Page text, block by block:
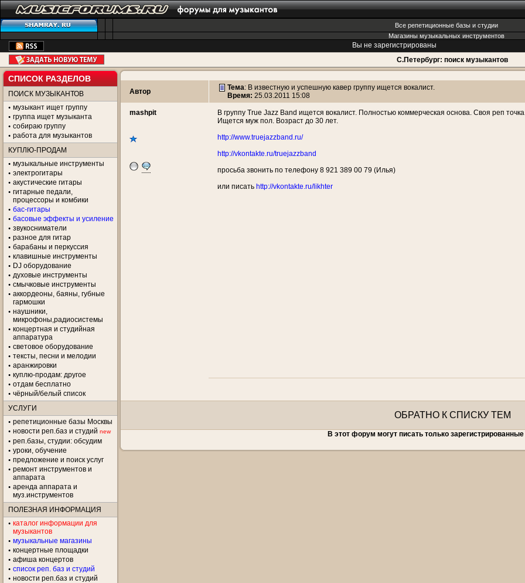
Все репетиционные базы и студии
Магазины музыкальных инструментов
Вы не зарегистрированы
С.Петербург: поиск музыкантов
СПИСОК РАЗДЕЛОВ
ПОИСК МУЗЫКАНТОВ
музыкант ищет группу
группа ищет музыканта
собираю группу
работа для музыкантов
КУПЛЮ-ПРОДАМ
музыкальные инструменты
электрогитары
акустические гитары
гитарные педали,
процессоры и комбики
бас-гитары
басовые эффекты и усиление
звукосниматели
разное для гитар
барабаны и перкуссия
клавишные инструменты
DJ оборудование
духовые инструменты
смычковые инструменты
аккордеоны, баяны, губные
гармошки
наушники,
микрофоны,радиосистемы
концертная и студийная
аппаратура
световое оборудование
тексты, песни и мелодии
аранжировки
куплю-продам: другое
отдам бесплатно
чёрный/белый список
УСЛУГИ
репетиционные базы Москвы
новости реп.баз и студий new
реп.базы, студии: обсудим
уроки, обучение
предложение и поиск услуг
ремонт инструментов и
аппарата
аренда аппарата и
муз.инструментов
ПОЛЕЗНАЯ ИНФОРМАЦИЯ
каталог информации для
музыкантов
музыкальные магазины
концертные площадки
aфиша концертов
список реп. баз и студий
новости реп.баз и студий
Автор Тема: В известную и успешную кавер группу ищется вокалист.
Время: 25.03.2011 15:08
mashpit
В группу True Jazz Band ищется вокалист. Полностью коммерческая основа. Своя реп
Ищется муж пол. Возраст до 30 лет.
http://www.truejazzband.ru/
http://vkontakte.ru/truejazzband
просьба звонить по телефону 8 921 389 00 79 (Илья)
или писать http://vkontakte.ru/likhter
ОБРАТНО К СПИСКУ ТЕМ
В этот форум могут писать только